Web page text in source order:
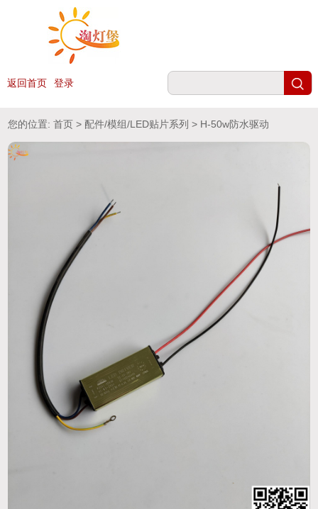
返回首页 登录
您的位置:首页 >配件/模组/LED贴片系列 > H-50w防水驱动